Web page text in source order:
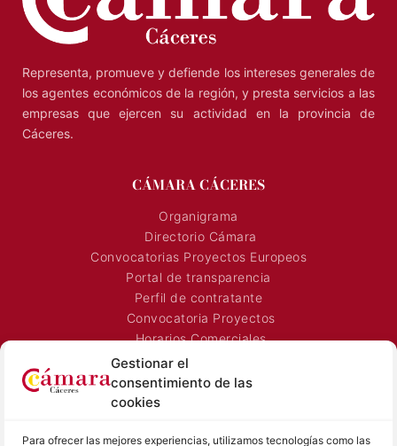
Gestionar el
consentimiento de las
cookies
Para ofrecer las mejores experiencias, utilizamos tecnologías como las
Representa, promueve y defiende los intereses generales de
los agentes económicos de la región, y presta servicios a las
empresas que ejercen su actividad en la provincia de
Cáceres.
CÁMARA CÁCERES
Organigrama
Directorio Cámara
Convocatorias Proyectos Europeos
Portal de transparencia
Perfil de contratante
Convocatoria Proyectos
Horarios Comerciales
Señalización Comercial
Contacto
Directorio AEXTIC